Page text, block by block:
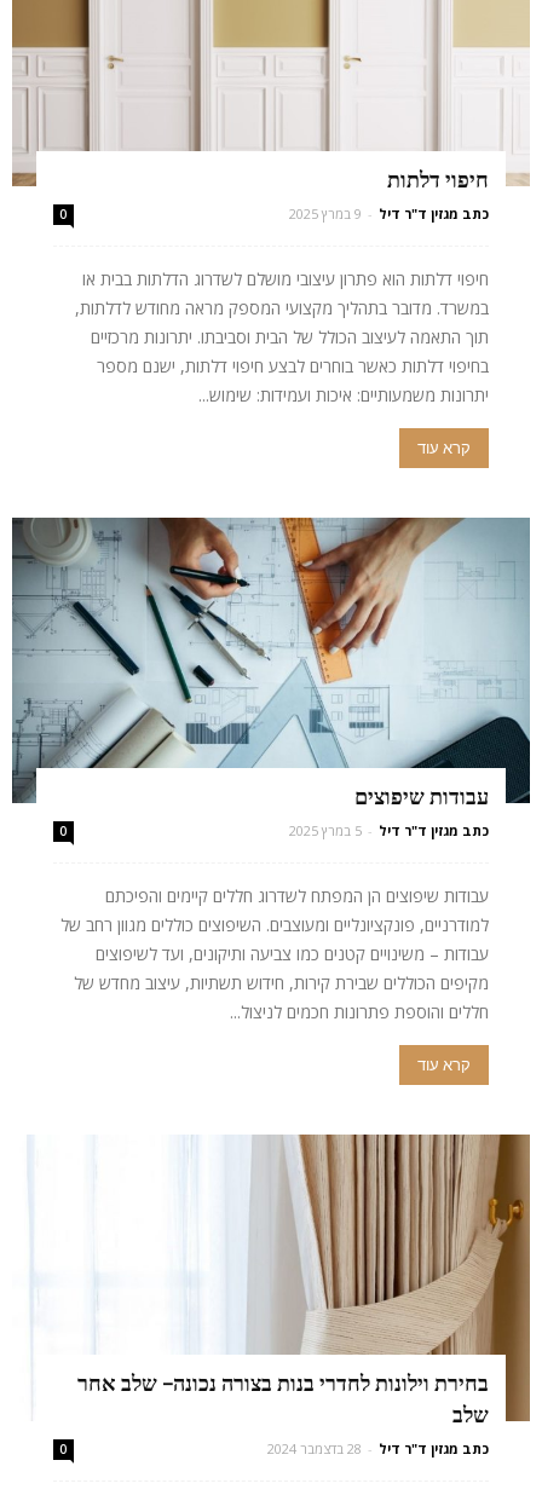
חיפוי דלתות
כתב מגזין ד"ר דיל - 9 במרץ 2025 0
חיפוי דלתות הוא פתרון עיצובי מושלם לשדרוג הדלתות בבית או
במשרד. מדובר בתהליך מקצועי המספק מראה מחודש לדלתות,
תוך התאמה לעיצוב הכולל של הבית וסביבתו. יתרונות מרכזיים
בחיפוי דלתות כאשר בוחרים לבצע חיפוי דלתות, ישנם מספר
יתרונות משמעותיים: איכות ועמידות: שימוש...
קרא עוד
עבודות שיפוצים
כתב מגזין ד"ר דיל - 5 במרץ 2025 0
עבודות שיפוצים הן המפתח לשדרוג חללים קיימים והפיכתם
למודרניים, פונקציונליים ומעוצבים. השיפוצים כוללים מגוון רחב של
עבודות – משינויים קטנים כמו צביעה ותיקונים, ועד לשיפוצים
מקיפים הכוללים שבירת קירות, חידוש תשתיות, עיצוב מחדש של
חללים והוספת פתרונות חכמים לניצול...
קרא עוד
בחירת וילונות לחדרי בנות בצורה נכונה- שלב אחר
שלב
כתב מגזין ד"ר דיל - 28 בדצמבר 2024 0